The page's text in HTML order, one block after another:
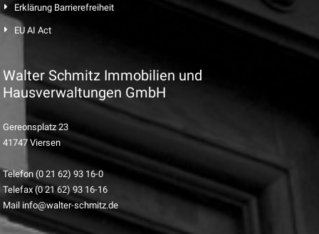
Erklärung Barrierefreiheit
EU AI Act
Walter Schmitz Immobilien und
Hausverwaltungen GmbH
Gereonsplatz 23
41747 Viersen
Telefon (0 21 62) 93 16-0
Telefax (0 21 62) 93 16-16
Mail info@walter-schmitz.de